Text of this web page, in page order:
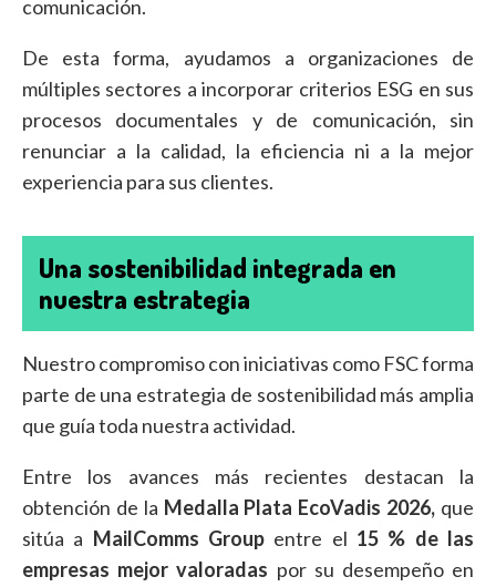
comunicación.
De esta forma, ayudamos a organizaciones de
múltiples sectores a incorporar criterios ESG en sus
procesos documentales y de comunicación, sin
renunciar a la calidad, la eficiencia ni a la mejor
experiencia para sus clientes.
Una sostenibilidad integrada en
nuestra estrategia
Nuestro compromiso con iniciativas como FSC forma
parte de una estrategia de sostenibilidad más amplia
que guía toda nuestra actividad.
Entre los avances más recientes destacan la
obtención de la Medalla Plata EcoVadis 2026, que
sitúa a MailComms Group entre el 15 % de las
empresas mejor valoradas por su desempeño en